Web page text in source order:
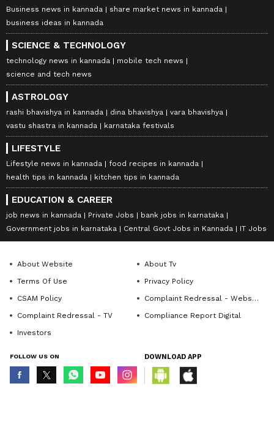
Business news in kannada
share market news in kannada
business ideas in kannada
SCIENCE & TECHNOLOGY
technology news in kannada
mobile tech news
science and tech news
ASTROLOGY
rashi bhavishya in kannada dina bhavishya
vara bhavishya
vastu shastra in kannada
karnataka festivals
LIFESTYLE
Lifestyle news in kannada
food recipes in kannada
health tips in kannada
kitchen tips in kannada
EDUCATION & CAREER
job news in kannada Private Jobs
bank jobs in karnataka
Government jobs in karnataka
Central Govt Jobs in Kannada IT Jobs
About Website
About Tv
Terms Of Use
Privacy Policy
CSAM Policy
Complaint Redressal - Website
Complaint Redressal - TV
Compliance Report Digital
Investors
FOLLOW US ON DOWNLOAD APP